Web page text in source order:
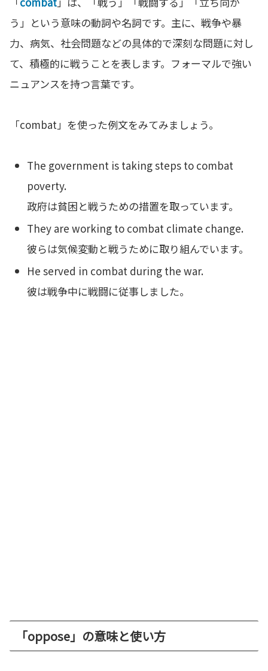
う」という意味の動詞や名詞です。主に、戦争や暴
力、病気、社会問題などの具体的で深刻な問題に対し
て、積極的に戦うことを表します。フォーマルで強い
ニュアンスを持つ言葉です。
「combat」を使った例文をみてみましょう。
The government is taking steps to combat
poverty.
政府は貧困と戦うための措置を取っています。
They are working to combat climate change.
彼らは気候変動と戦うために取り組んでいます。
He served in combat during the war.
彼は戦争中に戦闘に従事しました。
「oppose」の意味と使い方